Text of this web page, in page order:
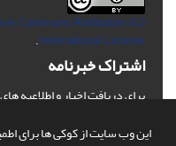
این وب سایت از کوکی ها برای
Commons Attribution 4.0
International License
اشتراک خبرنامه
برای دریافت اخبار و اطلاعیه